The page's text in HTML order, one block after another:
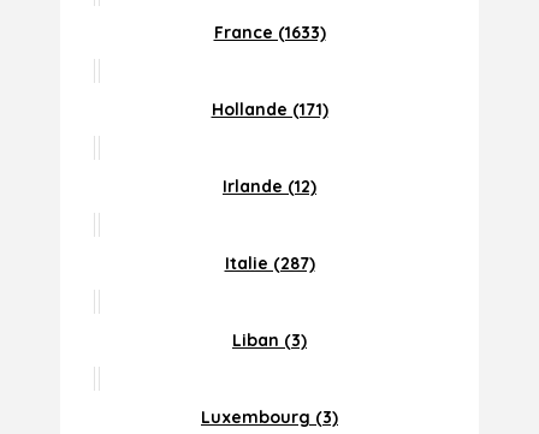
France (1633)
Hollande (171)
Irlande (12)
Italie (287)
Liban (3)
Luxembourg (3)